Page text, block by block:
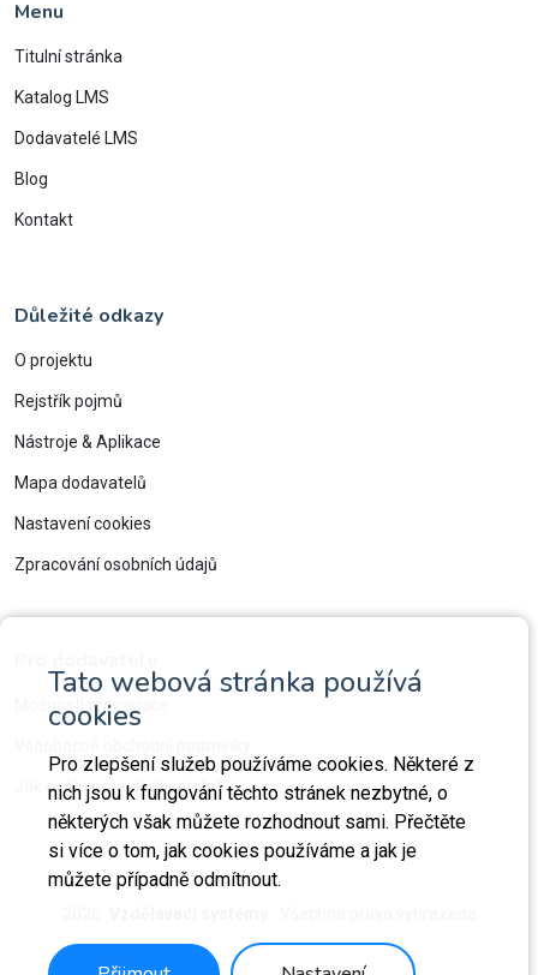
Tato webová stránka používá
cookies
Pro zlepšení služeb používáme cookies. Některé z
nich jsou k fungování těchto stránek nezbytné, o
některých však můžete rozhodnout sami. Přečtěte
si více o tom, jak cookies používáme a jak je
můžete případně odmítnout.
Menu
Titulní stránka
Katalog LMS
Dodavatelé LMS
Blog
Kontakt
Důležité odkazy
O projektu
Rejstřík pojmů
Nástroje & Aplikace
Mapa dodavatelů
Nastavení cookies
Zpracování osobních údajů
Možnosti propagace
Jak ověřujeme dodavatele?